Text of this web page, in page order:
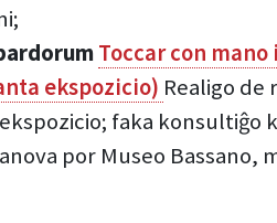
Toccar con
ekspozicio) Realigo de
faka konsultiĝo
por Museo Bassano,